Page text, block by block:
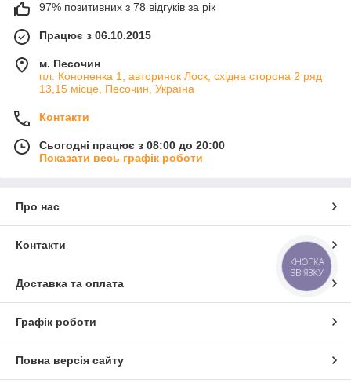
97% позитивних з 78 відгуків за рік
Працює з 06.10.2015
м. Песочин
пл. Кононенка 1, авторинок Лоск, східна сторона 2 ряд
13,15 місце, Песочин, Україна
Контакти
Сьогодні працює з 08:00 до 20:00
Показати весь графік роботи
Про нас
Контакти
Доставка та оплата
Графік роботи
Повна версія сайту
КНОПКА
ЗВ'ЯЗКУ